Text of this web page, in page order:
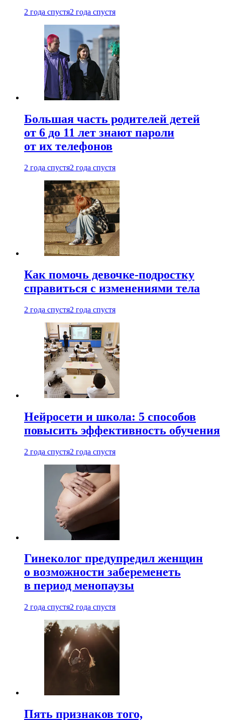
2 года спустя2 года спустя
Большая часть родителей детей
от 6 до 11 лет знают пароли
от их телефонов
2 года спустя2 года спустя
Как помочь девочке-подростку
справиться с изменениями тела
2 года спустя2 года спустя
Нейросети и школа: 5 способов
повысить эффективность обучения
2 года спустя2 года спустя
Гинеколог предупредил женщин
о возможности забеременеть
в период менопаузы
2 года спустя2 года спустя
Пять признаков того,